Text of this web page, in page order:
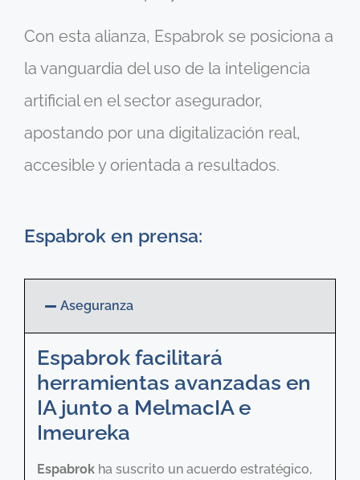
Con esta alianza, Espabrok se posiciona a
la vanguardia del uso de la inteligencia
artificial en el sector asegurador,
apostando por una digitalización real,
accesible y orientada a resultados.
Espabrok en prensa:
Aseguranza
Espabrok facilitará
herramientas avanzadas en
IA junto a MelmacIA e
Imeureka
Espabrok ha suscrito un acuerdo estratégico,